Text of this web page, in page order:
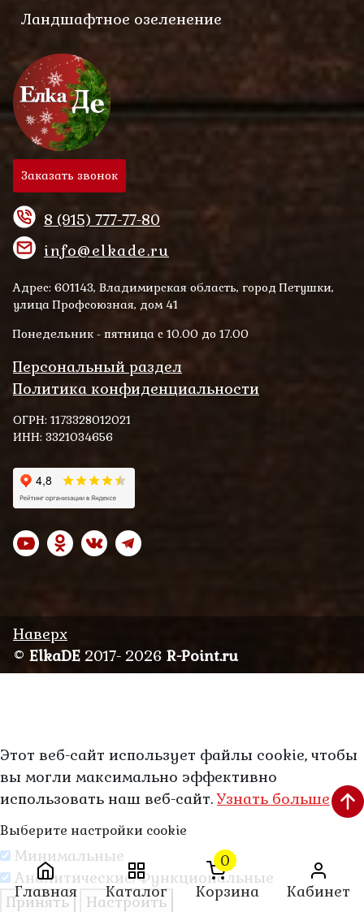
Ландшафтное озеленение
Заказать звонок
8 (915) 777-77-80
info@elkade.ru
Адрес: 601143, Владимирская область, город Петушки,
улица Профсоюзная, дом 41
Понедельник - пятница с 10.00 до 17.00
Персональный раздел
Политика конфиденциальности
ОГРН: 1173328012021
ИНН: 3321034656
Наверх
© ElkaDE 2017- 2026 R-Point.ru
Главная Каталог
0
Корзина
Кабинет
Этот веб-сайт использует файлы cookie, чтобы
вы могли максимально эффективно
использовать наш веб-сайт.Узнать больше
Выберите настройки cookie
Минимальные
Аналитические/Функциональные
Принять
Настроить